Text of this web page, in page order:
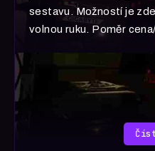
sestavu. Možností je
volnou ruku. Poměr
pokud uvažujete nad
s vyznamenáním.